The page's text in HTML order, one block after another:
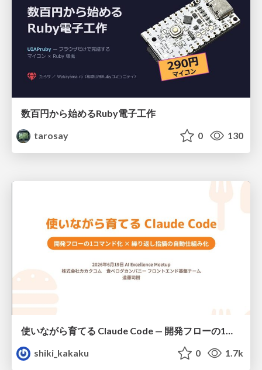
数百円から始めるRuby電子工作
tarosay
0 130
使いながら育てる Claude Code — 開発フローの1コマンド化 × 繰り返し指摘の自動仕組み化
shiki_kakaku
0 1.7k